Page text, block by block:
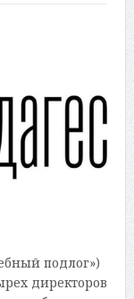
подлог»)
директоров